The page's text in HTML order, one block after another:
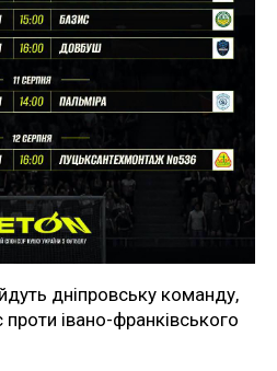
дніпровську команду,
івано-франківського